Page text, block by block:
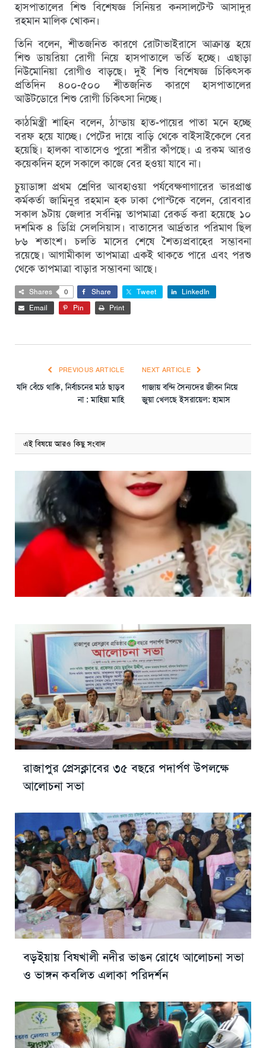
হাসপাতালের শিশু বিশেষজ্ঞ সিনিয়র কনসালটেন্ট আসাদুর
রহমান মালিক খোকন।
তিনি বলেন, শীতজনিত কারণে রোটাভাইরাসে আক্রান্ত হয়ে
শিশু ডায়রিয়া রোগী নিয়ে হাসপাতালে ভর্তি হচ্ছে। এছাড়া
নিউমোনিয়া রোগীও বাড়ছে। দুই শিশু বিশেষজ্ঞ চিকিৎসক
প্রতিদিন ৪০০-৫০০ শীতজনিত কারণে হাসপাতালের
আউটডোরে শিশু রোগী চিকিৎসা নিচ্ছে।
কাঠমিস্ত্রী শাহিন বলেন, ঠান্ডায় হাত-পায়ের পাতা মনে হচ্ছে
বরফ হয়ে যাচ্ছে। পেটের দায়ে বাড়ি থেকে বাইসাইকেলে বের
হয়েছি। হালকা বাতাসেও পুরো শরীর কাঁপছে। এ রকম আরও
কয়েকদিন হলে সকালে কাজে বের হওয়া যাবে না।
চুয়াডাঙ্গা প্রথম শ্রেণির আবহাওয়া পর্যবেক্ষণাগারের ভারপ্রাপ্ত
কর্মকর্তা জামিনুর রহমান হক ঢাকা পোস্টকে বলেন, রোববার
সকাল ৯টায় জেলার সর্বনিম্ন তাপমাত্রা রেকর্ড করা হয়েছে ১০
দশমিক ৪ ডিগ্রি সেলসিয়াস। বাতাসের আর্দ্রতার পরিমাণ ছিল
৮৬ শতাংশ। চলতি মাসের শেষে শৈত্যপ্রবাহের সম্ভাবনা
রয়েছে। আগামীকাল তাপমাত্রা একই থাকতে পারে এবং পরশু
থেকে তাপমাত্রা বাড়ার সম্ভাবনা আছে।
Shares 0 Share Tweet
LinkedIn
Email
Pin Print
PREVIOUS ARTICLE
যদি বেঁচে থাকি, নির্বাচনের মাঠ ছাড়ব
না : মাহিয়া মাহি
NEXT ARTICLE
গাজায় বন্দি সৈন্যদের জীবন নিয়ে
জুয়া খেলছে ইসরায়েল: হামাস
এই বিষয়ে আরও কিছু সংবাদ
রাজাপুর প্রেসক্লাবের ৩৫ বছরে পদার্পণ উপলক্ষে
আলোচনা সভা
বড়ইয়ায় বিষখালী নদীর ভাঙন রোধে আলোচনা সভা
ও ভাঙ্গন কবলিত এলাকা পরিদর্শন